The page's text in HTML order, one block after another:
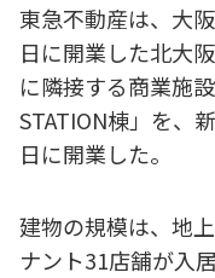
東急不動産は、大
日に開業した北大
に隣接する商業施
STATION棟」を、
日に開業した。
建物の規模は、地
ナント31店舗が入居